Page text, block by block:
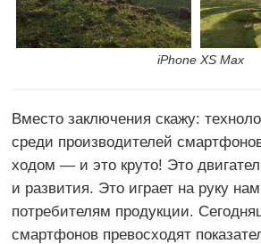
iPhone XS Max
Вместо заключения скажу:
среди производителей
ходом — и это круто! Это
и развития. Это играет на руку
потребителям продукции.
смартфонов превосходят